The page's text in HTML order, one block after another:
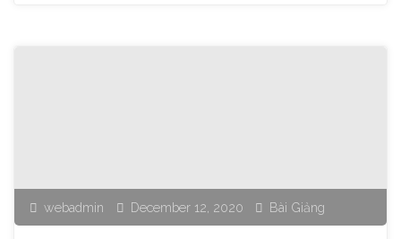
Tháng
webadmin December 12, 2020 Bài Giảng